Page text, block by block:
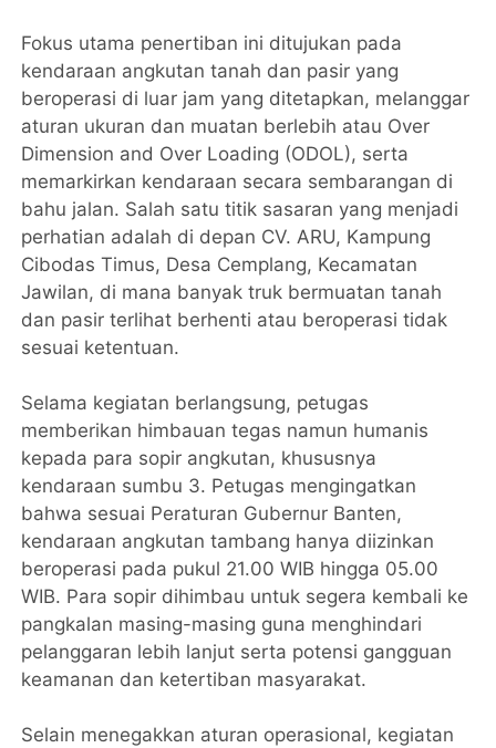
Fokus utama penertiban ini ditujukan pada
kendaraan angkutan tanah dan pasir yang
beroperasi di luar jam yang ditetapkan, melanggar
aturan ukuran dan muatan berlebih atau Over
Dimension and Over Loading (ODOL), serta
memarkirkan kendaraan secara sembarangan di
bahu jalan. Salah satu titik sasaran yang menjadi
perhatian adalah di depan CV. ARU, Kampung
Cibodas Timus, Desa Cemplang, Kecamatan
Jawilan, di mana banyak truk bermuatan tanah
dan pasir terlihat berhenti atau beroperasi tidak
sesuai ketentuan.
Selama kegiatan berlangsung, petugas
memberikan himbauan tegas namun humanis
kepada para sopir angkutan, khususnya
kendaraan sumbu 3. Petugas mengingatkan
bahwa sesuai Peraturan Gubernur Banten,
kendaraan angkutan tambang hanya diizinkan
beroperasi pada pukul 21.00 WIB hingga 05.00
WIB. Para sopir dihimbau untuk segera kembali ke
pangkalan masing-masing guna menghindari
pelanggaran lebih lanjut serta potensi gangguan
keamanan dan ketertiban masyarakat.
Selain menegakkan aturan operasional, kegiatan